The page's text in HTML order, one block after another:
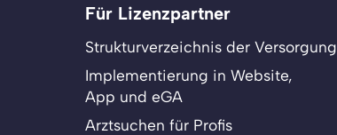
Für Lizenzpartner
Strukturverzeichnis der Versorgung
Implementierung in Website,
App und eGA
Arztsuchen für Profis